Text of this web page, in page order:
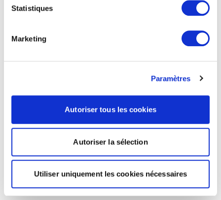
Statistiques
Marketing
Paramètres
Autoriser tous les cookies
Autoriser la sélection
Utiliser uniquement les cookies nécessaires